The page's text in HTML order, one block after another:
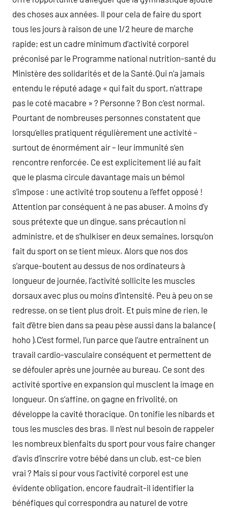
des choses aux années. Il pour cela de faire du sport
tous les jours à raison de une 1/2 heure de marche
rapide; est un cadre minimum d’activité corporel
préconisé par le Programme national nutrition-santé du
Ministère des solidarités et de la Santé.Qui n’a jamais
entendu le réputé adage « qui fait du sport, n’attrape
pas le coté macabre » ? Personne ? Bon c’est normal.
Pourtant de nombreuses personnes constatent que
lorsqu’elles pratiquent régulièrement une activité –
surtout de énormément air – leur immunité s’en
rencontre renforcée. Ce est explicitement lié au fait
que le plasma circule davantage mais un bémol
s’impose : une activité trop soutenu a l’effet opposé !
Attention par conséquent à ne pas abuser. A moins d’y
sous prétexte que un dingue, sans précaution ni
administre, et de s’hulkiser en deux semaines, lorsqu’on
fait du sport on se tient mieux. Alors que nos dos
s’arque-boutent au dessus de nos ordinateurs à
longueur de journée, l’activité sollicite les muscles
dorsaux avec plus ou moins d’intensité. Peu à peu on se
redresse, on se tient plus droit. Et puis mine de rien, le
fait d’être bien dans sa peau pèse aussi dans la balance (
hoho ).C’est formel, l’un parce que l’autre entraînent un
travail cardio-vasculaire conséquent et permettent de
se défouler après une journée au bureau. Ce sont des
activité sportive en expansion qui musclent la image en
longueur. On s’affine, on gagne en frivolité, on
développe la cavité thoracique. On tonifie les nibards et
tous les muscles des bras. Il n’est nul besoin de rappeler
les nombreux bienfaits du sport pour vous faire changer
d’avis d’inscrire votre bébé dans un club, est-ce bien
vrai ? Mais si pour vous l’activité corporel est une
évidente obligation, encore faudrait-il identifier la
bénéfiques qui correspondra au naturel de votre